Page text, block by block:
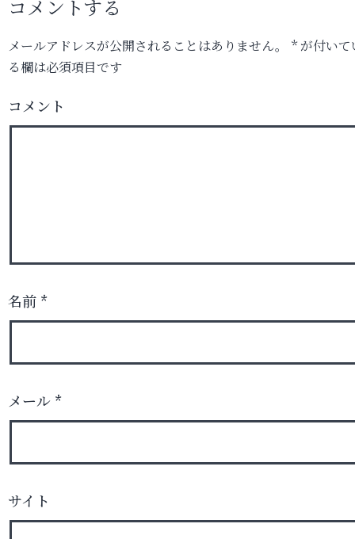
コメントする
メールアドレスが公開されることはありません。 *が付いて
る欄は必須項目です
コメント
名前 *
メール *
サイト